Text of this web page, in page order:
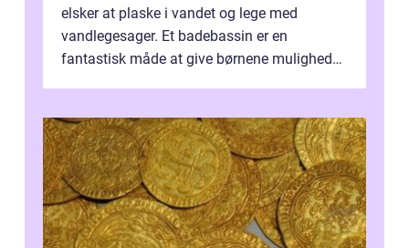
elsker at plaske i vandet og lege med
vandlegesager. Et badebassin er en
fantastisk måde at give børnene mulighed